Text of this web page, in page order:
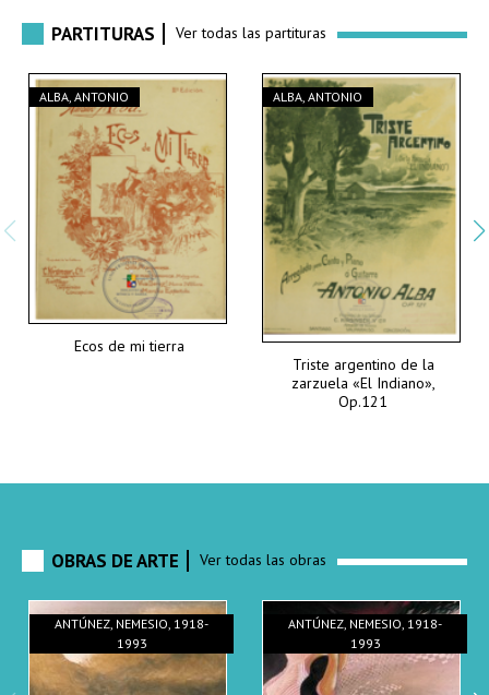
PARTITURAS Ver todas las partituras
ALBA, ANTONIO
Ecos de mi tierra
ALBA, ANTONIO
Triste argentino de la
zarzuela «El Indiano»,
Op.121
OBRAS DE ARTE Ver todas las obras
ANTÚNEZ, NEMESIO, 1918-
1993
ANTÚNEZ, NEMESIO, 1918-
1993